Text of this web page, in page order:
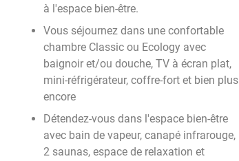
à l'espace bien-être.
Vous séjournez dans une confortable
chambre Classic ou Ecology avec
baignoir et/ou douche, TV à écran plat,
mini-réfrigérateur, coffre-fort et bien plus
encore
Détendez-vous dans l'espace bien-être
avec bain de vapeur, canapé infrarouge,
2 saunas, espace de relaxation et